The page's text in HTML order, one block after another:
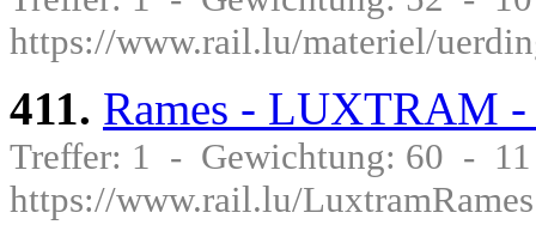
https://www.rail.lu/materiel/
411. Rames - LUXTRAM
Treffer: 1 - Gewichtung: 60 -
https://www.rail.lu/